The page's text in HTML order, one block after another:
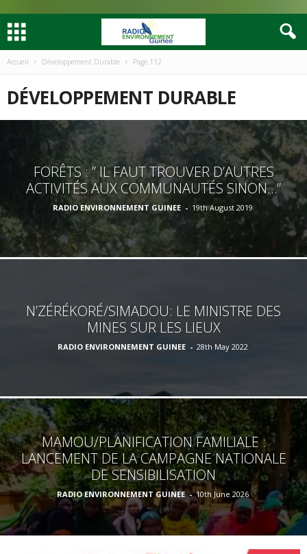
Accueil Développement Durable Page 112
DÉVELOPPEMENT DURABLE
FORÊTS : ” IL FAUT TROUVER D’AUTRES
ACTIVITÉS AUX COMMUNAUTÉS SINON…”
RADIO ENVIRONNEMENT GUINEE - 19th August 2019
N’ZÉRÉKORÉ/SIMADOU: LE MINISTRE DES
MINES SUR LES LIEUX
RADIO ENVIRONNEMENT GUINEE - 28th May 2022
MAMOU/PLANIFICATION FAMILIALE :
LANCEMENT DE LA CAMPAGNE NATIONALE
DE SENSIBILISATION
RADIO ENVIRONNEMENT GUINEE - 10th June 2026